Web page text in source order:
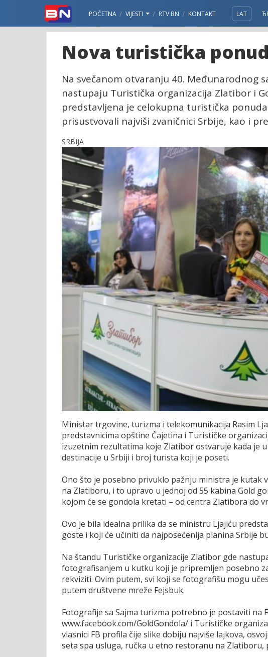
POČETNA VIJESTI RTV BN KONTAKT LAT
Nova turistička
Na svečanom otvaranju 40. Međunarodnog
nastupaju Turistička organizacija Zlatibor i
predstavljena je celokupna turistička
prisustvovali najviši zvaničnici Srbije, kao i
SRBIJA
Ministar trgovine, turizma i telekomunikacija Rasim
predstavnicima opštine Čajetina i Turističke
izuzetnim rezultatima koje Zlatibor ostvaruje kada je
destinacije u Srbiji i broj turista koji je poseti.
Ono što je posebno privuklo pažnju ministra je kutak
na Zlatiboru, i to upravo u jednoj od 55 kabina Gold
kojom će se gondola kretati – od centra Zlatibora do
Ovo je bila idealna prilika da se ministru Ljajiću
goste i koji će učiniti da najposećenija planina Srbije
Na štandu Turističke organizacije Zlatibor gde
fotografisanjem u kutku koji je pripremljen posebno
rekviziti. Ovim putem, svi koji se fotografišu mogu
putem društvene mreže Fejsbuk.
Fotografije sa Sajma turizma potrebno je postaviti na
www.facebook.com/GoldGondola/ i Turističke
vlasnici FB profila čije slike dobiju najviše lajkova,
seta spa usluga, ručka u etno restoranu na Zlatiboru,